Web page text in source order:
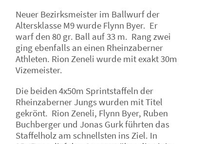
Neuer Bezirksmeister im Ballwurf der
Altersklasse M9 wurde Flynn Byer. Er
warf den 80 gr. Ball auf 33 m. Rang zwei
ging ebenfalls an einen Rheinzaberner
Athleten. Rion Zeneli wurde mit exakt 30m
Vizemeister.
Die beiden 4x50m Sprintstaffeln der
Rheinzaberner Jungs wurden mit Titel
gekrönt. Rion Zeneli, Flynn Byer, Ruben
Buchberger und Jonas Gurk führten das
Staffelholz am schnellsten ins Ziel. In